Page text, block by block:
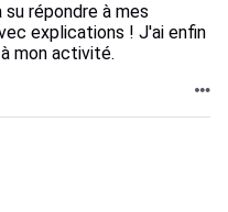
répondre à mes
explications ! J'ai enfin
mon activité.